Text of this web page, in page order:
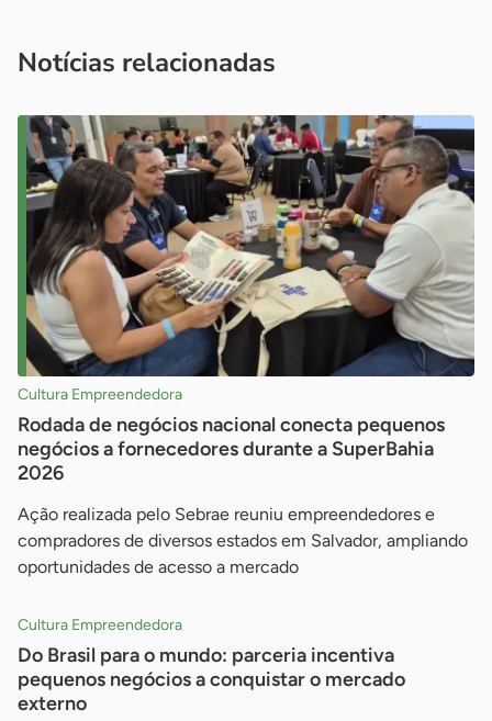
Notícias relacionadas
Cultura Empreendedora
Rodada de negócios nacional conecta pequenos
negócios a fornecedores durante a SuperBahia
2026
Ação realizada pelo Sebrae reuniu empreendedores e
compradores de diversos estados em Salvador, ampliando
oportunidades de acesso a mercado
Cultura Empreendedora
Do Brasil para o mundo: parceria incentiva
pequenos negócios a conquistar o mercado
externo